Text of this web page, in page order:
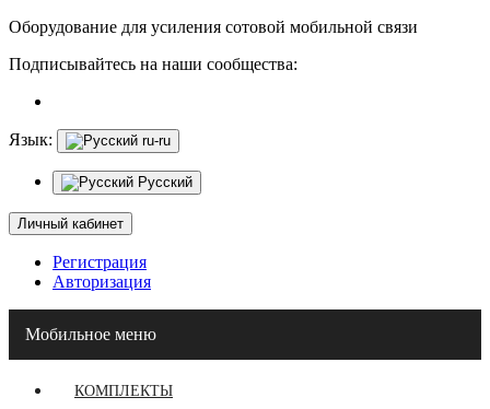
Оборудование для усиления сотовой мобильной связи
Подписывайтесь на наши сообщества:
Язык: ru-ru
Русский
Личный кабинет
Регистрация
Авторизация
Мобильное меню
КОМПЛЕКТЫ